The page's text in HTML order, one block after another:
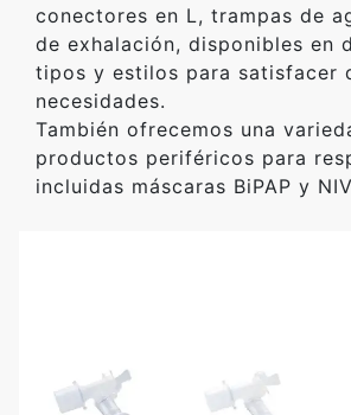
conectores en L, trampas de
de exhalación, disponibles en
tipos y estilos para satisfacer
necesidades.
También ofrecemos una
productos periféricos para
incluidas máscaras BiPAP y